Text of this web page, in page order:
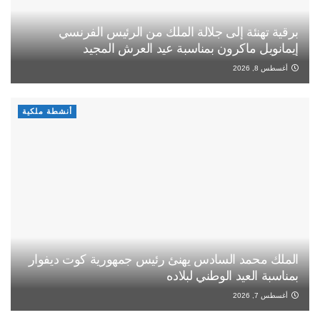
برقية تهنئة إلى جلالة الملك من الرئيس الفرنسي
إيمانويل ماكرون بمناسبة عيد العرش المجيد
أغسطس 8, 2026
أنشطة ملكية
الملك محمد السادس يهنئ رئيس جمهورية كوت ديفوار
بمناسبة العيد الوطني لبلاده
أغسطس 7, 2026